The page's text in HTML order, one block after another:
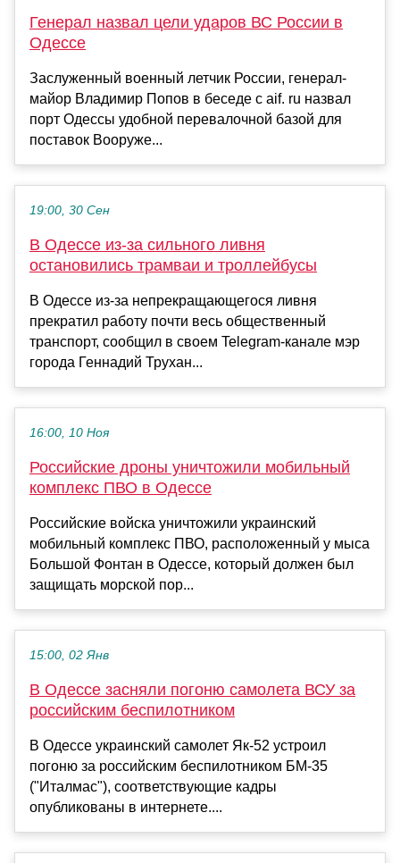
Генерал назвал цели ударов ВС России в
Одессе
Заслуженный военный летчик России, генерал-
майор Владимир Попов в беседе с aif. ru назвал
порт Одессы удобной перевалочной базой для
поставок Вооруже...
19:00, 30 Сен
В Одессе из-за сильного ливня
остановились трамваи и троллейбусы
В Одессе из-за непрекращающегося ливня
прекратил работу почти весь общественный
транспорт, сообщил в своем Telegram-канале мэр
города Геннадий Трухан...
16:00, 10 Ноя
Российские дроны уничтожили мобильный
комплекс ПВО в Одессе
Российские войска уничтожили украинский
мобильный комплекс ПВО, расположенный у мыса
Большой Фонтан в Одессе, который должен был
защищать морской пор...
15:00, 02 Янв
В Одессе засняли погоню самолета ВСУ за
российским беспилотником
В Одессе украинский самолет Як-52 устроил
погоню за российским беспилотником БМ-35
("Италмас"), соответствующие кадры
опубликованы в интернете....